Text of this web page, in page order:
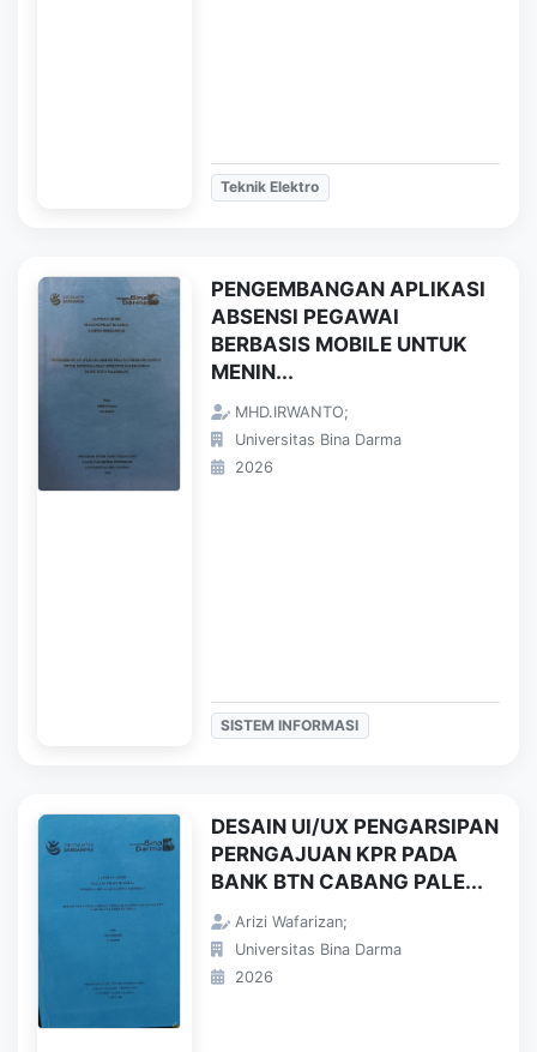
Teknik Elektro
PENGEMBANGAN APLIKASI
ABSENSI PEGAWAI
BERBASIS MOBILE UNTUK
MENIN...
MHD.IRWANTO;
Universitas Bina Darma
2026
SISTEM INFORMASI
DESAIN UI/UX PENGARSIPAN
PERNGAJUAN KPR PADA
BANK BTN CABANG PALE...
Arizi Wafarizan;
Universitas Bina Darma
2026